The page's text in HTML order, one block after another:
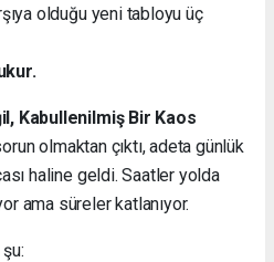
olduğu yeni tabloyu üç
Kabullenilmiş Bir Kaos
olmaktan çıktı, adeta günlük
haline geldi. Saatler yolda
ama süreler katlanıyor.